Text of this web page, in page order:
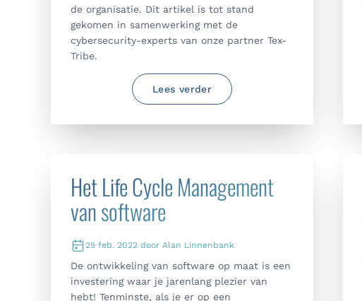
de organisatie. Dit artikel is tot stand
gekomen in samenwerking met de
cybersecurity-experts van onze partner Tex-
Tribe.
Lees verder
Het Life Cycle Management
van software
25 feb. 2022 door Alan Linnenbank
De ontwikkeling van software op maat is een
investering waar je jarenlang plezier van
hebt! Tenminste, als je er op een